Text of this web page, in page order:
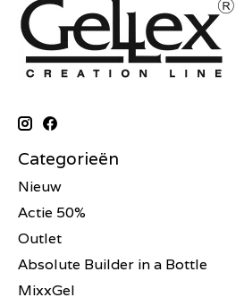
Categorieën
Nieuw
Actie 50%
Outlet
Absolute Builder in a Bottle
MixxGel